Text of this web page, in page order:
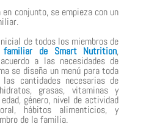
conjunto, se empieza con un
de todos los miembros de
familiar de Smart Nutrition,
a las necesidades de
se diseña un menú para toda
cantidades necesarias de
grasas, vitaminas y
género, nivel de actividad
hábitos alimenticios, y
de la familia.